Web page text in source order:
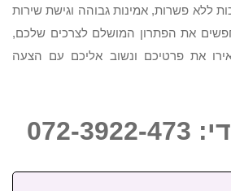
ללא פשרות, אמינות גבוהה וגישת שירות
את הפתרון המושלם לצרכים שלכם,
את פרטיכם ונשוב אליכם עם הצעה
473